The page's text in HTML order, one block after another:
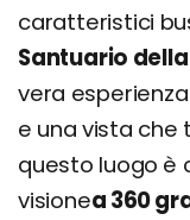
caratteristici
Santuario
vera
e una vista che
questo luogo è
visionea 360